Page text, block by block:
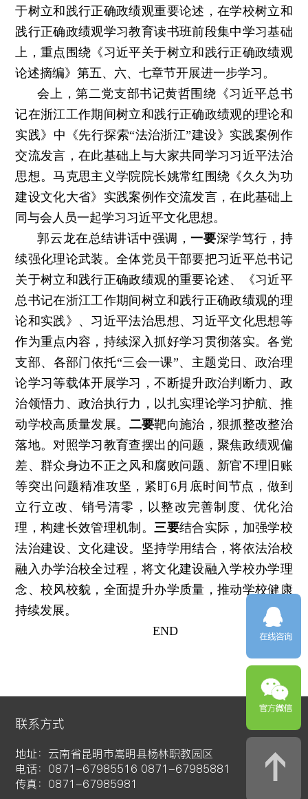
于树立和践行正确政绩观重要论述，在学校树立和
践行正确政绩观学习教育读书班前段集中学习基础
上，重点围绕《习近平关于树立和践行正确政绩观
论述摘编》第五、六、七章节开展进一步学习。
会上，第二党支部书记黄哲围绕《习近平总书
记在浙江工作期间树立和践行正确政绩观的理论和
实践》中《先行探索“法治浙江”建设》实践案例作
交流发言，在此基础上与大家共同学习习近平法治
思想。马克思主义学院院长姚常红围绕《久久为功
建设文化大省》实践案例作交流发言，在此基础上
同与会人员一起学习习近平文化思想。
郭云龙在总结讲话中强调，一要深学笃行，持
续强化理论武装。全体党员干部要把习近平总书记
关于树立和践行正确政绩观的重要论述、《习近平
总书记在浙江工作期间树立和践行正确政绩观的理
论和实践》、习近平法治思想、习近平文化思想等
作为重点内容，持续深入抓好学习贯彻落实。各党
支部、各部门依托“三会一课”、主题党日、政治理
论学习等载体开展学习，不断提升政治判断力、政
治领悟力、政治执行力，以扎实理论学习护航、推
动学校高质量发展。 二要靶向施治，狠抓整改整治
落地。对照学习教育查摆出的问题，聚焦政绩观偏
差、群众身边不正之风和腐败问题、新官不理旧账
等突出问题精准攻坚，紧盯6月底时间节点，做到
立行立改、销号清零，以整改完善制度、优化治
理，构建长效管理机制。 三要结合实际，加强学校
法治建设、文化建设。坚持学用结合，将依法治校
融入办学治校全过程，将文化建设融入学校办学理
念、校风校貌，全面提升办学质量，推动学校健康
持续发展。
END
联系方式
地址：云南省昆明市嵩明县杨林职教园区
电话：0871-67985516 0871-67985881
传真：0871-67985981